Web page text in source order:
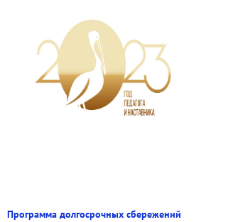
Программа долгосрочных сбережений